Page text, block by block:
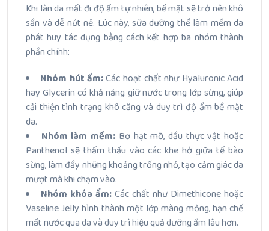
Khi làn da mất đi độ ẩm tự nhiên, bề mặt sẽ trở nên khô
sần và dễ nứt nẻ. Lúc này, sữa dưỡng thể làm mềm da
phát huy tác dụng bằng cách kết hợp ba nhóm thành
phần chính:
Nhóm hút ẩm:Các hoạt chất như Hyaluronic Acid
hay Glycerin có khả năng giữ nước trong lớp sừng, giúp
cải thiện tình trạng khô căng và duy trì độ ẩm bề mặt
da.
Nhóm làm mềm: Bơ hạt mỡ, dầu thực vật hoặc
Panthenol sẽ thẩm thấu vào các khe hở giữa tế bào
sừng, làm đầy những khoảng trống nhỏ, tạo cảm giác da
mượt mà khi chạm vào.
Nhóm khóa ẩm: Các chất như Dimethicone hoặc
Vaseline Jelly hình thành một lớp màng mỏng, hạn chế
mất nước qua da và duy trì hiệu quả dưỡng ẩm lâu hơn.